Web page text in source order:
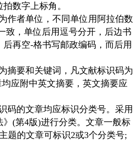
数字上标角。
者单位，不同单位用阿拉伯数
致，单位后用逗号分开，后边书
再空-格书写邮政编码，而后用
要和关键词，凡文献标识码为
应附中英文摘要，英文摘要应
的文章均应标识分类号。采用
》(第4版)进行分类。文章一般标
题的文章可标识2或3个分类号;